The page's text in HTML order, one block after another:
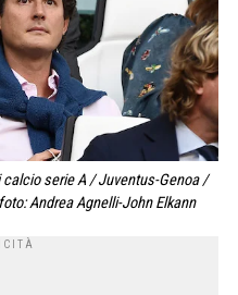
serie A / Juventus-Genoa /
Andrea Agnelli-John Elkann